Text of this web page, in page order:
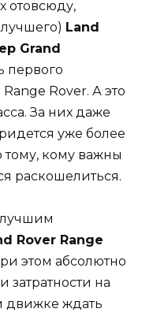
отовсюду,
Land
Grand
первого
Rover. А это
За них даже
уже более
кому важны
раскошелиться.
лучшим
Rover Range
этом абсолютно
на
движке ждать